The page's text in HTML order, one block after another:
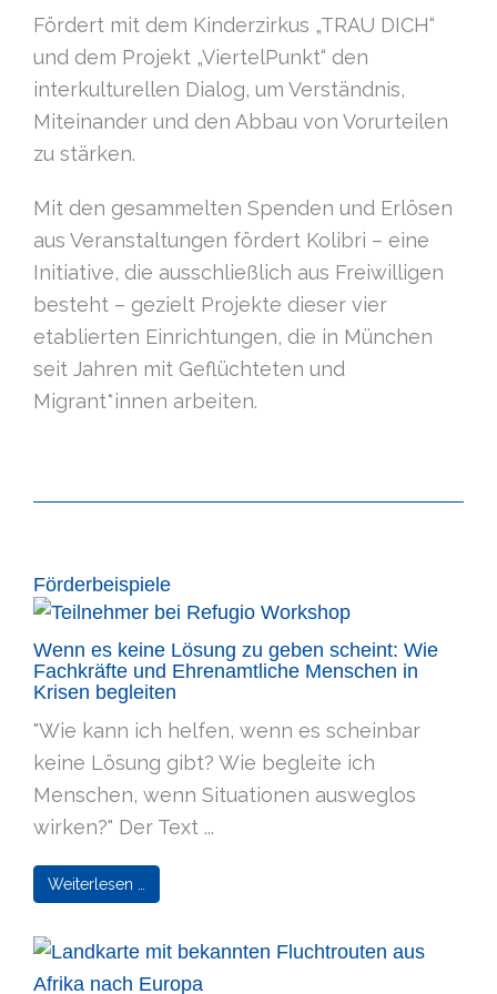
Fördert mit dem Kinderzirkus „TRAU DICH“
und dem Projekt „ViertelPunkt“ den
interkulturellen Dialog, um Verständnis,
Miteinander und den Abbau von Vorurteilen
zu stärken.
Mit den gesammelten Spenden und Erlösen
aus Veranstaltungen fördert Kolibri – eine
Initiative, die ausschließlich aus Freiwilligen
besteht – gezielt Projekte dieser vier
etablierten Einrichtungen, die in München
seit Jahren mit Geflüchteten und
Migrant*innen arbeiten.
Förderbeispiele
Wenn es keine Lösung zu geben scheint: Wie
Fachkräfte und Ehrenamtliche Menschen in
Krisen begleiten
"Wie kann ich helfen, wenn es scheinbar
keine Lösung gibt? Wie begleite ich
Menschen, wenn Situationen ausweglos
wirken?" Der Text ...
Weiterlesen …